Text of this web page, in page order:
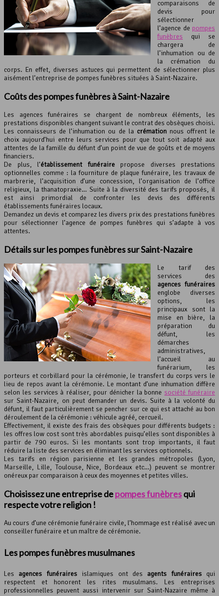
comparaisons de
devis pour
sélectionner
l’agence de pompes
funèbres qui se
chargera de
l’inhumation ou de
la crémation du
corps. En effet, diverses astuces qui permettent de sélectionner plus
aisément l’entreprise de pompes funèbres situées à Saint-Nazaire.
Coûts des pompes funèbres à Saint-Nazaire
Les agences funéraires se chargent de nombreux éléments, les
prestations disponibles changent suivant le contrat des obsèques choisi.
Les connaisseurs de l’inhumation ou de la crémationnous offrent le
choix aujourd’hui entre leurs services pour que tout soit adapté aux
attentes de la famille du défunt d’un point de vue de goûts et de moyens
financiers.
De plus, l’établissement funérairepropose diverses prestations
optionnelles comme : la fourniture de plaque funéraire, les travaux de
marbrerie, l’acquisition d’une concession, l’organisation de l’office
religieux, la thanatopraxie… Suite à la diversité des tarifs proposés, il
est ainsi primordial de confronter les devis des différents
établissements funéraires locaux.
Demandez un devis et comparez les divers prix des prestations funèbres
pour sélectionner l’agence de pompes funèbres qui s’adapte à vos
attentes.
Détails sur les pompes funèbres sur Saint-Nazaire
Le tarif des
services des
agences funéraires
englobe diverses
options, les
principaux sont la
mise en bière, la
préparation du
défunt, les
démarches
administratives,
l’accueil au
funérarium, les
porteurs et corbillard pour la cérémonie, le transfert du corps vers le
lieu de repos avant la cérémonie. Le montant d’une inhumation diffère
selon les services à réaliser, pour dénicher la bonne société funéraire
sur Saint-Nazaire, on peut demander un devis. Suite à la volonté du
défunt, il faut particulièrement se pencher sur ce qui est attaché au bon
déroulement de la cérémonie : véhicule agréé, cercueil.
Effectivement, il existe des frais des obsèques pour différents budgets :
les offres low cost sont très abordables puisqu’elles sont disponibles à
partir de 790 euros. Si les montants sont trop importants, il faut
réduire la liste des services en éliminant les services optionnels.
Les tarifs en région parisienne et les grandes métropoles (Lyon,
Marseille, Lille, Toulouse, Nice, Bordeaux etc…) peuvent se montrer
onéreux par comparaison à ceux des moyennes et petites villes.
Choisissez une entreprise depompes funèbresqui
respecte votre religion !
Au cours d’une cérémonie funéraire civile, l’hommage est réalisé avec un
conseiller funéraire et un maître de cérémonie.
Les pompes funèbres musulmanes
Les agences funérairesislamiques ont des agents funérairesqui
respectent et honorent les rites musulmans. Les entreprises
professionnelles peuvent aussi intervenir sur Saint-Nazaire même à